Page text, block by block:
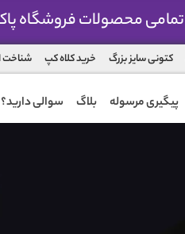
تمامی محصولات فروشگاه
کتونی سایز بزرگ خرید کلاه کپ شناخت
پیگیری مرسوله بلاگ سوالی دارید؟